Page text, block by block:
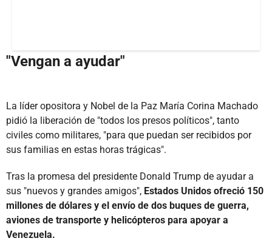
"Vengan a ayudar"
La líder opositora y Nobel de la Paz María Corina Machado
pidió la liberación de "todos los presos políticos", tanto
civiles como militares, "para que puedan ser recibidos por
sus familias en estas horas trágicas".
Tras la promesa del presidente Donald Trump de ayudar a
sus "nuevos y grandes amigos", Estados Unidos ofreció 150
millones de dólares y el envío de dos buques de guerra,
aviones de transporte y helicópteros para apoyar a
Venezuela.